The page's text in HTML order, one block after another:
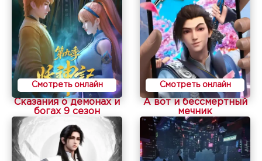
Смотреть онлайн
Сказания о демонах и
богах 9 сезон
Смотреть онлайн
А вот и бессмертный
мечник